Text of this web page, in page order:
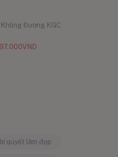
Đường KGC
VND
bí quyết làm đẹp